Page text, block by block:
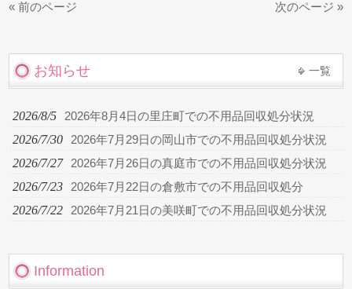
« 前のページ 次のページ »
お知らせ 一覧
2026/8/5 2026年8月4日の里庄町での不用品回収処分状況
2026/7/30 2026年7月29日の岡山市での不用品回収処分状況
2026/7/27 2026年7月26日の真庭市での不用品回収処分状況
2026/7/23 2026年7月22日の倉敷市での不用品回収処分
2026/7/22 2026年7月21日の美咲町での不用品回収処分状況
Information